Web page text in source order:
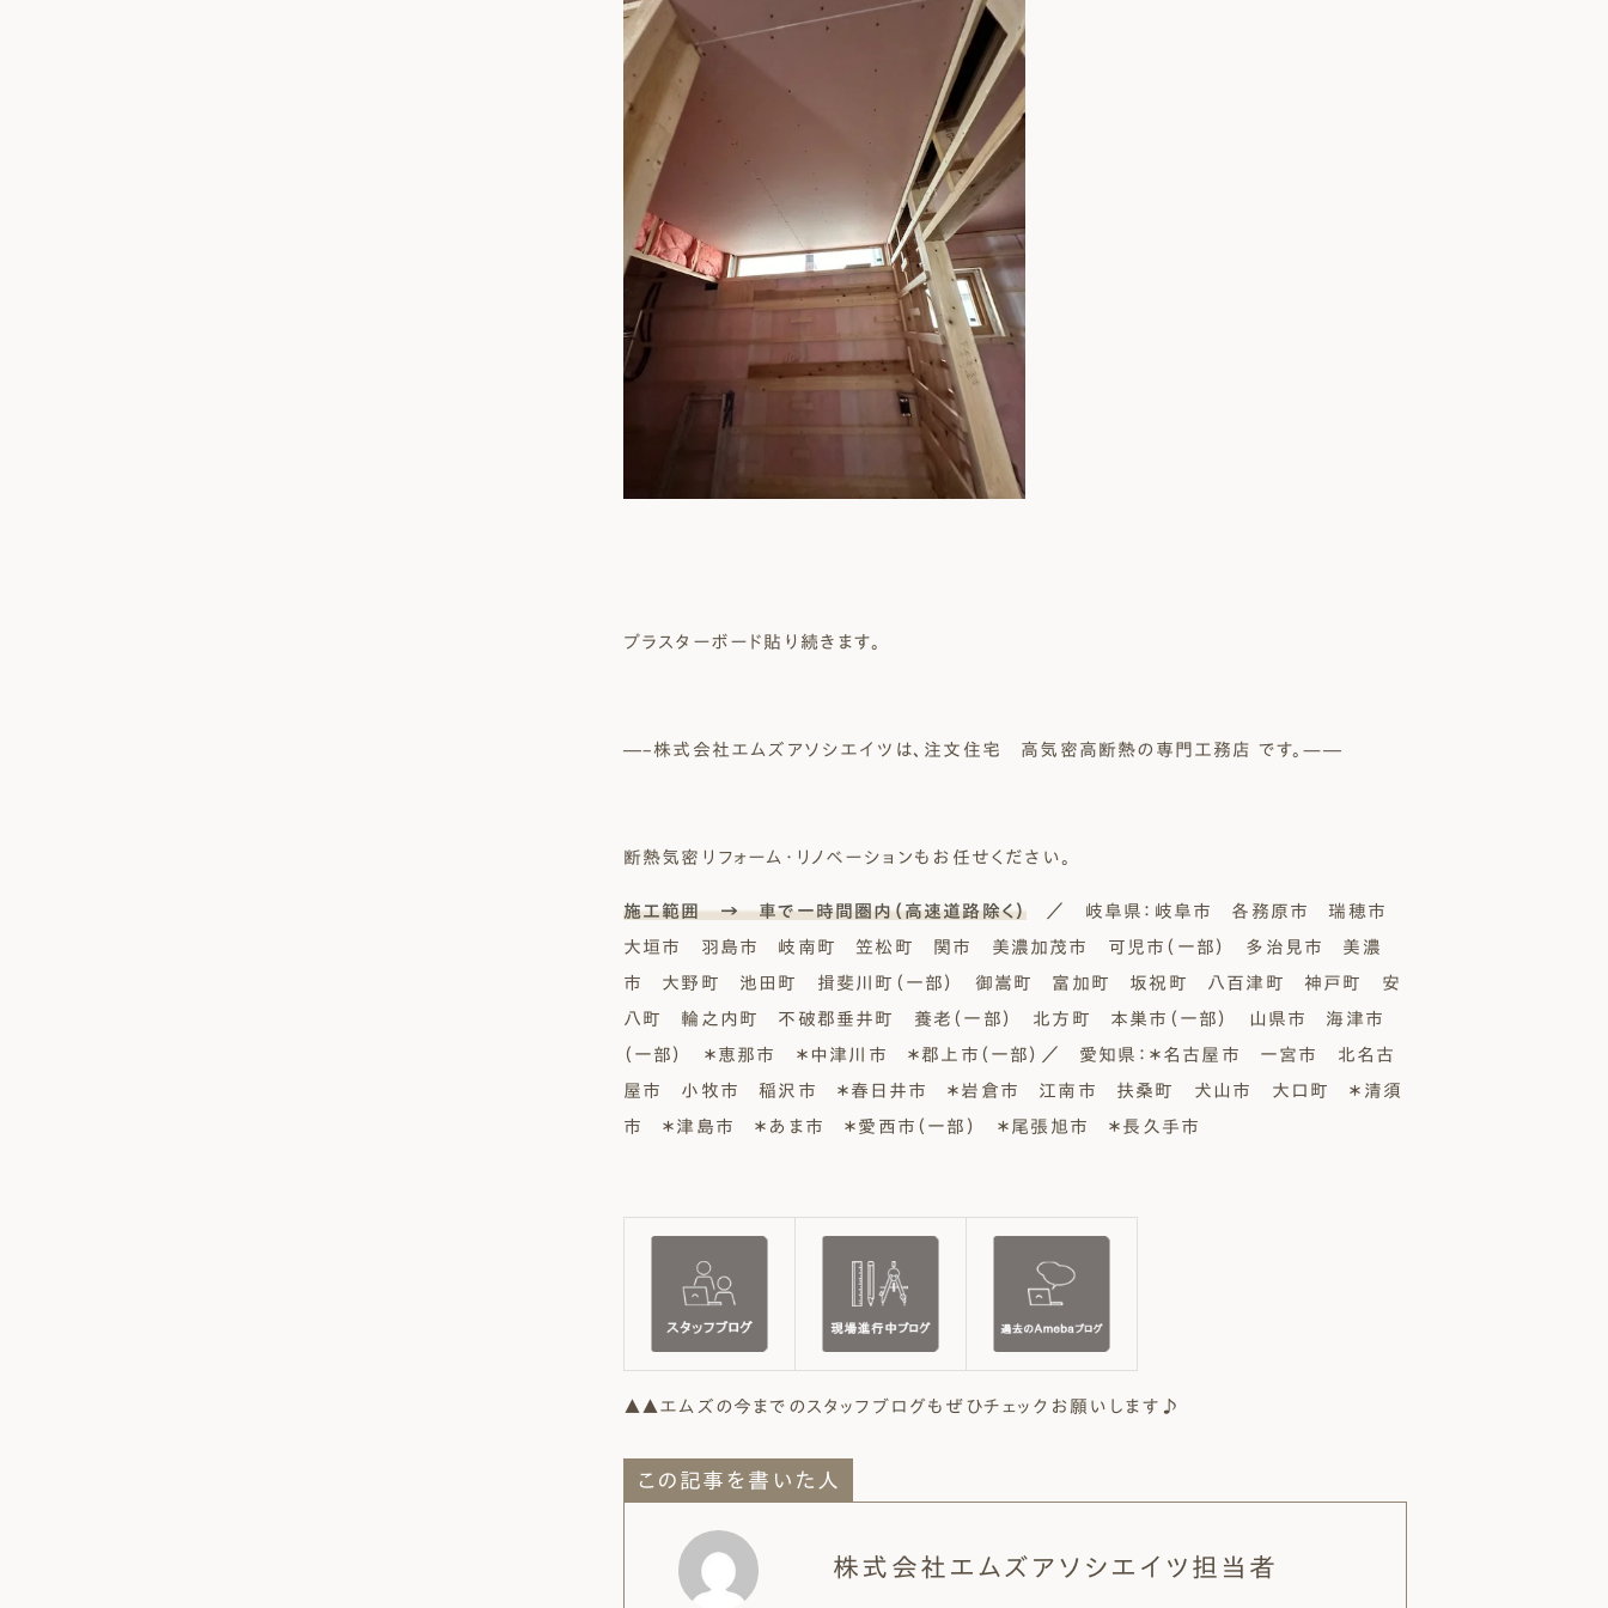
プラスターボード貼り続きます。
―–株式会社エムズアソシエイツは、注文住宅 高気密高断熱の専門工務店 です。—―
断熱気密リフォーム・リノベーションもお任せください。
施工範囲 → 車で一時間圏内（高速道路除く） ／ 岐阜県：岐阜市 各務原市 瑞穂市
大垣市 羽島市 岐南町 笠松町 関市 美濃加茂市 可児市（一部） 多治見市 美濃
市 大野町 池田町 揖斐川町（一部） 御嵩町 富加町 坂祝町 八百津町 神戸町 安
八町 輪之内町 不破郡垂井町 養老（一部） 北方町 本巣市（一部） 山県市 海津市
（一部） ＊恵那市 ＊中津川市 ＊郡上市（一部）／ 愛知県：＊名古屋市 一宮市 北名古
屋市 小牧市 稲沢市 ＊春日井市 ＊岩倉市 江南市 扶桑町 犬山市 大口町 ＊清須
市 ＊津島市 ＊あま市 ＊愛西市（一部） ＊尾張旭市 ＊長久手市
▲▲エムズの今までのスタッフブログもぜひチェックお願いします♪
この記事を書いた人
株式会社エムズアソシエイツ担当者